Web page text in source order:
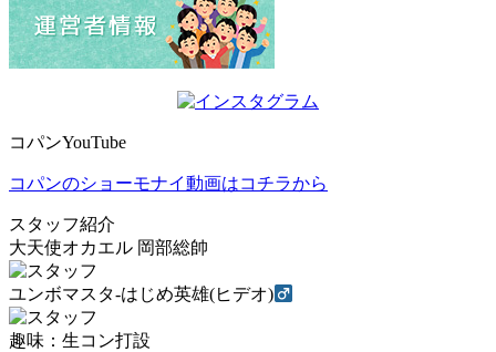
コパンYouTube
コパンのショーモナイ動画はコチラから
スタッフ紹介
大天使オカエル 岡部総帥
ユンボマスタ-はじめ英雄(ヒデオ)
趣味：生コン打設